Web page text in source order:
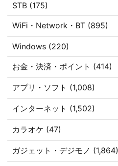
STB (175)
WiFi・Network・BT (895)
Windows (220)
お金・決済・ポイント (414)
アプリ・ソフト (1,008)
インターネット (1,502)
カラオケ (47)
ガジェット・デジモノ (1,864)